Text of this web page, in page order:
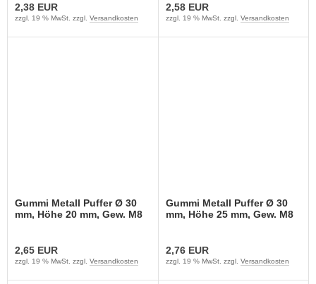
2,38 EUR
zzgl. 19 % MwSt. zzgl. Versandkosten
2,58 EUR
zzgl. 19 % MwSt. zzgl. Versandkosten
Gummi Metall Puffer Ø 30
mm, Höhe 20 mm, Gew. M8
2,65 EUR
zzgl. 19 % MwSt. zzgl. Versandkosten
Gummi Metall Puffer Ø 30
mm, Höhe 25 mm, Gew. M8
2,76 EUR
zzgl. 19 % MwSt. zzgl. Versandkosten